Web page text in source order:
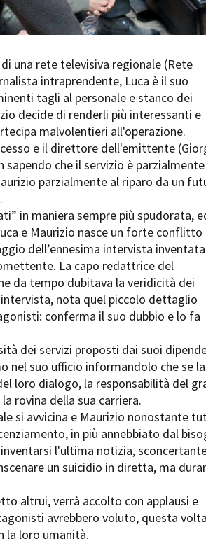
Cove - Erasmus +
storia!
Paolo Sorrentino
Lavora
Stage -
Cookie policy Whistleblowing Credits
una rete televisiva regionale (Rete
intraprendente, Luca è il suo
tagli al personale e stanco dei
decide di renderli più interessanti e
malvolentieri all'operazione.
e il direttore dell'emittente
che il servizio è parzialmente
parzialmente al riparo da un
in maniera sempre più spudorata,
e Maurizio nasce un forte conflitto
dell’ennesima intervista
La capo redattrice del
da tempo dubitava la veridicità dei
nota quel piccolo dettaglio
conferma il suo dubbio e lo fa
dei servizi proposti dai suoi
nel suo ufficio informandolo che se la
loro dialogo, la responsabilità del
rovina della sua carriera.
si avvicina e Maurizio nonostante
in più annebbiato dal
l'ultima notizia,
un suicidio in diretta, ma
altrui, verrà accolto con applausi e
avrebbero voluto, questa volta
la loro umanità.